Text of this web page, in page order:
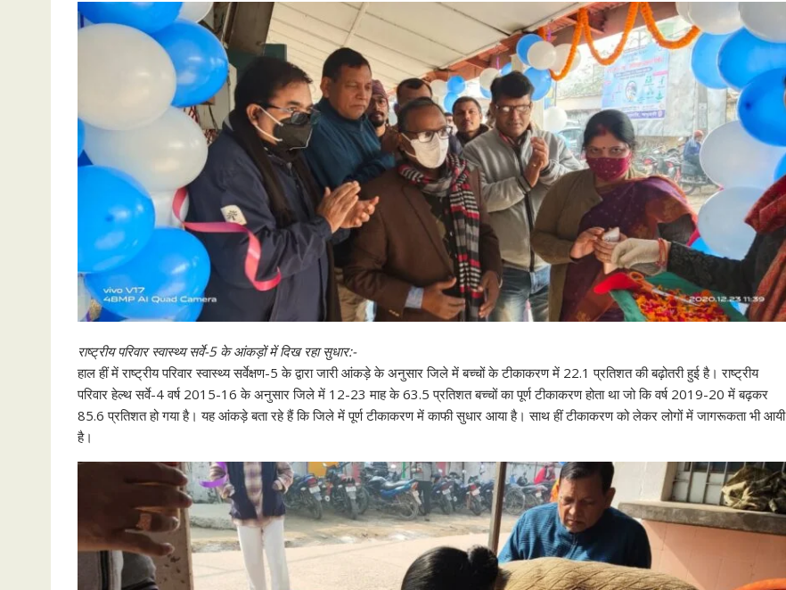
राष्ट्रीय परिवार स्वास्थ्य सर्वे-5 के आंकड़ों में दिख रहा सुधार:-
हाल हीं में राष्ट्रीय परिवार स्वास्थ्य सर्वेक्षण-5 के द्वारा जारी आंकड़े के अनुसार जिले में बच्चों के टीकाकरण में 22.1 प्रतिशत की बढ़ोतरी हुई है। राष्ट्रीय
परिवार हेल्थ सर्वे-4 वर्ष 2015-16 के अनुसार जिले में 12-23 माह के 63.5 प्रतिशत बच्चों का पूर्ण टीकाकरण होता था जो कि वर्ष 2019-20 में बढ़कर
85.6 प्रतिशत हो गया है। यह आंकड़े बता रहे हैं कि जिले में पूर्ण टीकाकरण में काफी सुधार आया है। साथ हीं टीकाकरण को लेकर लोगों में जागरूकता भी आयी
है।